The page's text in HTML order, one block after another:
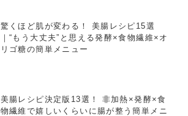
驚くほど肌が変わる！ 美腸レシピ15選
｜“もう大丈夫”と思える発酵×食物繊維×オ
リゴ糖の簡単メニュー
美腸レシピ決定版13選！ 非加熱×発酵×食
物繊維で嬉しいくらいに腸が整う簡単メニ